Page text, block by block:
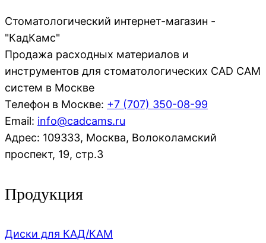
Стоматологический интернет-магазин -
"КадКамс"
Продажа расходных материалов и
инструментов для стоматологических CAD CAM
систем в Москве
Телефон в Москве: +7 (707) 350-08-99
Email: info@cadcams.ru
Адрес: 109333, Москва, Волоколамский
проспект, 19, стр.3
Продукция
Диски для КАД/КАМ